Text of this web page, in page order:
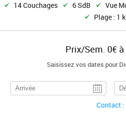
14 Couchages
6 SdB Vue
Plage : 1
Prix/Sem. 0€
Saisissez vos dates pour
Contact :